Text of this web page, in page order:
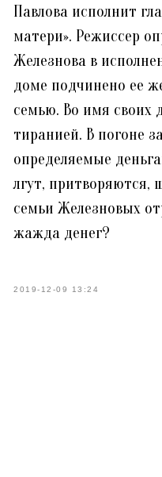
Павлова исполнит
матери». Режиссер
Железнова в
доме подчинено ее
семью. Во имя своих
тиранией. В погоне
определяемые
лгут, притворяются,
семьи Железновых
жажда денег?
2019-12-09 13:24